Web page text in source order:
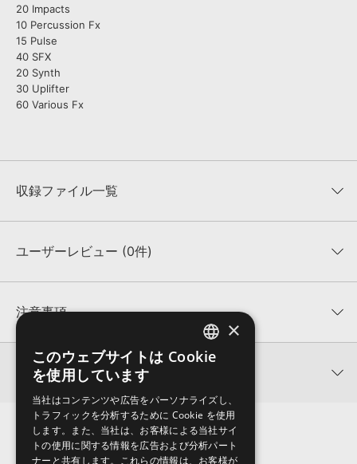
20 Impacts
10 Percussion Fx
15 Pulse
40 SFX
20 Synth
30 Uplifter
60 Various Fx
収録ファイル一覧
収録ファイル一覧
ユーザーレビュー (0件)
★★★★★
★5
★4
★3
★2
★1
レビューをもっと見る »
注意事項
KONTAKTフォーマットについて：
サンプルパック製品の
KONTAKTフォーマットは、製品版KONTAKT（別売）
でお使いいただけます。無償版のKONTAKT PLAYERではお使いい
ただけませんので、ご注意ください。また、「ライブラリ・タブ」
への表示にも対応しておりません。
4GBを超えるデータに関するご注意：FAT32でフォーマットされた
HDDには、1ファイル4GBを超えるデータを格納することができま
関連情報
【Loopmasters】計57ブランドのサンプルパックが30%OFF！サ
マーセール！
INDUSTRIAL STRENGTH 製品一覧
ENGLISH
×
このウェブサイトは Cookie
を使用しています
当社はコンテンツや広告をパーソナライズし、
トラフィックを分析するために Cookie を使用
します。また、当社は、お客様による当社サイ
トの使用に関する情報を広告および分析パート
ナーと共有します。これらの情報は、お客様が